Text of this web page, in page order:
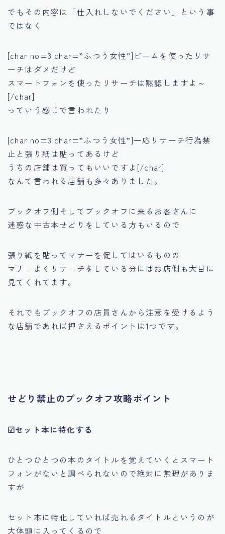
でもその内容は 「仕入れしないでください」
という事
ではなく
[char no=3 char=”ふつう女性”]ビームを使ったリサ
ーチはダメだけど
スマートフォンを使ったリサーチは黙認しますよ～
[/char]
っていう感じで言われたり
[char no=3 char=”ふつう女性”]一応リサーチ行為禁
止と張り紙は貼ってあるけど
うちの店舗は買ってもいいですよ[/char]
なんて言われる店舗も多々ありました。
ブックオフ側そしてブックオフに来るお客さんに
迷惑な中古本せどりをしている方もいるので
張り紙を貼ってマナーを促してはいるものの
マナーよくリサーチをしている分にはお店側も大目に
見てくれてます。
それでもブックオフの店員さんから注意を受けるよう
な店舗であれば押さえるポイントは1つです。
せどり禁止のブックオフ攻略ポイント
☑セット本に特化する
ひとつひとつの本のタイトルを覚えていくとスマート
フォンがないと調べられないので絶対に無理がありま
すが
セット本に特化していれば売れるタイトルというのが
大体頭に入ってくるので